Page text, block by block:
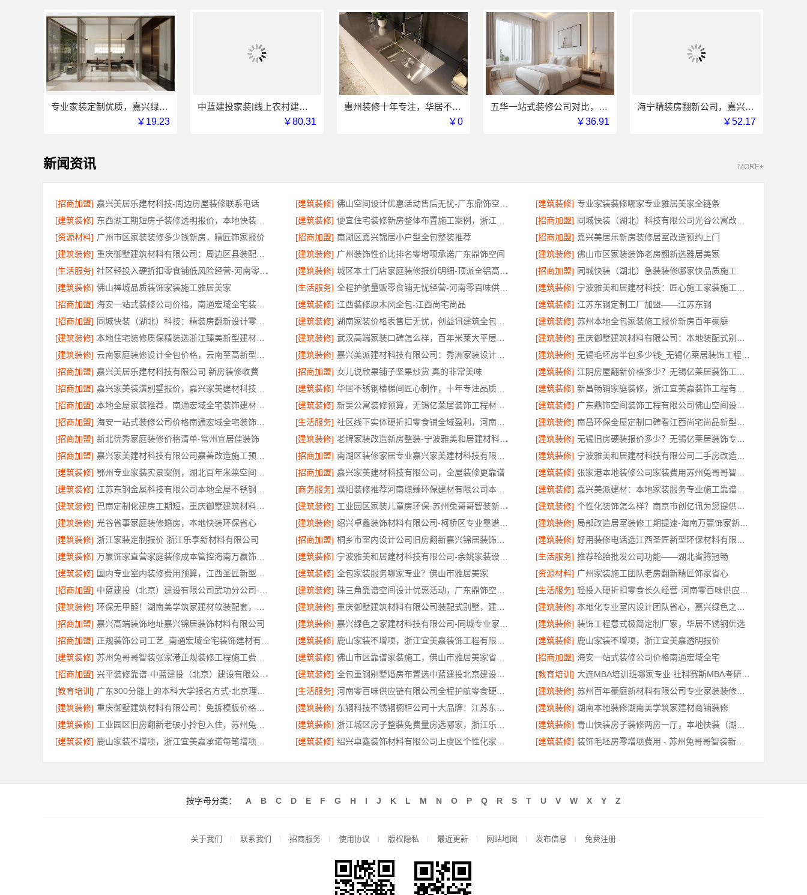
专业家装定制优质，嘉兴绿色之家建材科技有限公司打造理想家
￥19.23
中蓝建投家装|线上农村建房功能一站式
￥80.31
惠州装修十年专注，华居不锈钢口碑之选
￥0
五华一站式装修公司对比，云南至高新型建材有限公司
￥36.91
海宁精装房翻新公司，嘉兴家美建材科技品质改造
￥52.17
新闻资讯 MORE+
[招商加盟] 嘉兴美居乐建材科技-周边房屋装修联系电话 [建筑装修] [建筑装修] 专业家装装修哪家专业雅居美家全链条
[建筑装修]
[建筑装修] [招商加盟]
[资源材料] 广州市区家装装修多少钱新房，精匠饰家报价 [招商加盟] 南湖区嘉兴锦居小户型全包整装推荐 [招商加盟] 嘉兴美居乐新房装修居室改造预约上门
[建筑装修]
[建筑装修] 广州装饰性价比排名零增项承诺广东鼎饰空间 [建筑装修] 佛山市区家装装饰老房翻新选雅居美家
[生活服务]
[建筑装修] [招商加盟] 同城快装（湖北）急装装修哪家快品质施工
[建筑装修] 佛山禅城品质装饰家装施工雅居美家 [生活服务] [建筑装修]
[招商加盟]
[建筑装修] 江西装修原木风全包-江西尚宅尚品 [建筑装修] 江苏东钢定制工厂加盟——江苏东钢
[招商加盟]
[建筑装修] [建筑装修] 苏州本地全包家装施工报价新房百年豪庭
[建筑装修]
[建筑装修] [建筑装修]
[建筑装修]
[建筑装修] [建筑装修]
[招商加盟] 嘉兴美居乐建材科技有限公司 新房装修收费 [招商加盟] 女儿说欣果铺子坚果炒货 真的非常美味 [建筑装修]
[招商加盟]
[建筑装修] [建筑装修]
[招商加盟]
[建筑装修] [建筑装修]
[招商加盟]
[生活服务] [建筑装修]
[招商加盟] 新北优秀家庭装修价格清单-常州宜居佳装饰 [建筑装修] [建筑装修]
[招商加盟]
[招商加盟] [建筑装修]
[建筑装修]
[招商加盟] 嘉兴家美建材科技有限公司，全屋装修更靠谱 [建筑装修]
[建筑装修]
[商务服务] [建筑装修]
[建筑装修]
[建筑装修] [建筑装修]
[建筑装修] 光谷省事家庭装修婚房，本地快装环保省心 [建筑装修] [建筑装修]
[建筑装修] 浙江家装定制报价 浙江乐享新材料有限公司 [招商加盟] [建筑装修]
[建筑装修]
[建筑装修] [生活服务] 推荐轮胎批发公司功能——湖北省腾冠畅
[建筑装修]
[建筑装修] 全包家装服务哪家专业？佛山市雅居美家 [资源材料] 广州家装施工团队老房翻新精匠饰家省心
[招商加盟]
[建筑装修] [生活服务]
[建筑装修]
[建筑装修] [建筑装修]
[招商加盟] 嘉兴高端装饰地址嘉兴锦居装饰材料有限公司 [建筑装修] [建筑装修] 装饰工程意式极简定制厂家，华居不锈钢优选
[招商加盟]
[建筑装修] [建筑装修] 鹿山家装不增项，浙江宜美嘉透明报价
[建筑装修]
[建筑装修] [招商加盟] 海安一站式装修公司价格南通宏域全宅
[招商加盟]
[建筑装修] [教育培训]
[教育培训]
[生活服务] [建筑装修]
[建筑装修]
[建筑装修] [建筑装修] 湖南本地装修湖南美学筑家建材商铺装修
[建筑装修]
[建筑装修] [建筑装修]
[建筑装修]
[建筑装修] [建筑装修]
按字母分类： A B C D E F G H I J K L M N O P Q R S T U V W X Y Z
关于我们 联系我们 招商服务 使用协议 版权隐私 最近更新 网站地图 发布信息 免费注册